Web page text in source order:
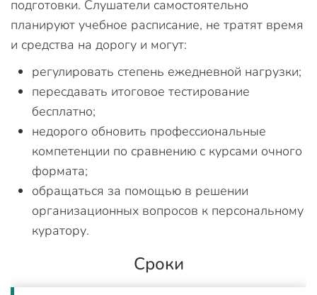
подготовки. Слушатели самостоятельно
планируют учебное расписание, не тратят время
и средства на дорогу и могут:
регулировать степень ежедневной нагрузки;
пересдавать итоговое тестирование
бесплатно;
недорого обновить профессиональные
компетенции по сравнению с курсами очного
формата;
обращаться за помощью в решении
организационных вопросов к персональному
куратору.
Сроки